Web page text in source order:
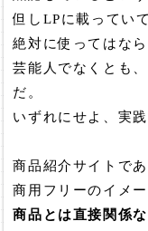
但しLPに載ってい
絶対に使ってはなら
芸能人でなくとも
だ。
いずれにせよ、実
商品紹介サイトであ
商用フリーのイメ
商品とは直接関係な